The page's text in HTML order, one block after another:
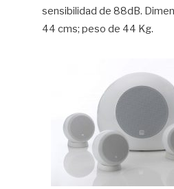
sensibilidad de 88dB.
44 cms; peso de 44 Kg.